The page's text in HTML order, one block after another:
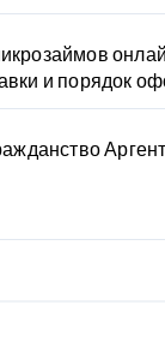
и порядок